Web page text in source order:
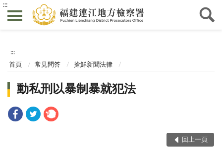
:::
:::
首頁 常見問答 搶鮮新聞法律
動私刑以暴制暴就犯法
回上一頁